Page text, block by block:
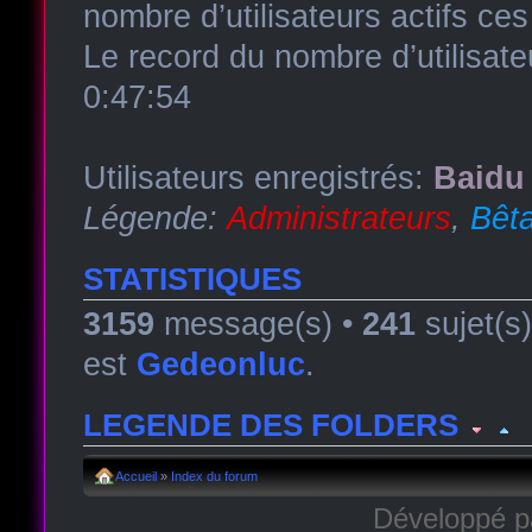
nombre d’utilisateurs actifs
Le record du nombre
0:47:54
Utilisateurs enregistrés:
Légende:Administrateurs,
STATISTIQUES
3159 message(s) • 241
est Gedeonluc.
LEGENDE DES FOLDERS
Forum avec sous-
Accueil » Index du forum
Développé